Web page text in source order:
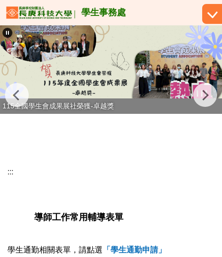
跳
到
主
要
內
容
學生事務處
115全國學生會成果展社榮獲-卓越獎
:::
導師工作常用輔導表單
學生通勤相關表單，請點選 「學生通勤申請」